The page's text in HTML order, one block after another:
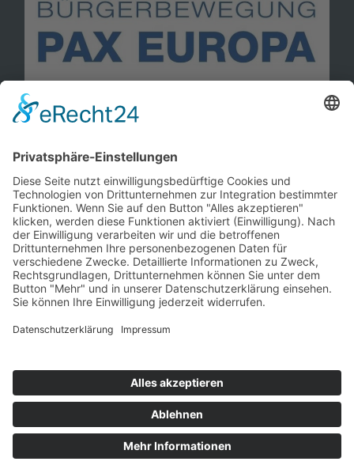
Kontakt
Mitglied werden!
Impressum
Datenschutz
Copyright 2023. All rights reserved.